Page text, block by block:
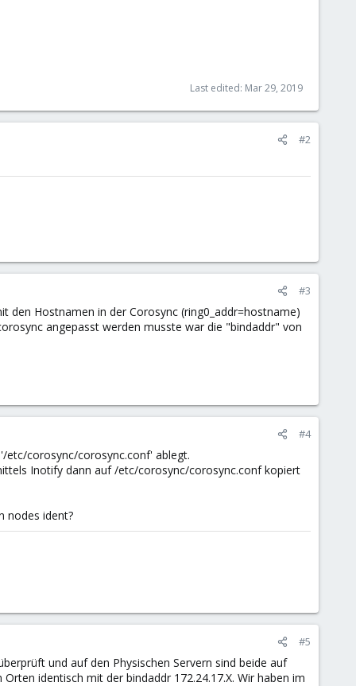
Last edited: Mar 29, 2019
#2
#3
den Hostnamen in der Corosync (ring0_addr=hostname)
angepasst werden musste war die "bindaddr" von
#4
etc/corosync/corosync.conf' ablegt.
Inotify dann auf /etc/corosync/corosync.conf kopiert
nodes ident?
#5
und auf den Physischen Servern sind beide auf
identisch mit der bindaddr 172.24.17.X. Wir haben im